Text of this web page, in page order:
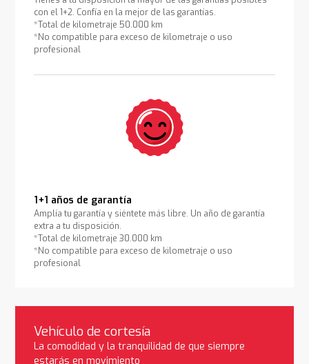
con el 1+2. Confía en la mejor de las garantías.
*Total de kilometraje 50.000 km
*No compatible para exceso de kilometraje o uso
profesional
1+1 años de garantía
Amplía tu garantía y siéntete más libre. Un año de garantía
extra a tu disposición.
*Total de kilometraje 30.000 km
*No compatible para exceso de kilometraje o uso
profesional
Vehículo de cortesía
La comodidad y la tranquilidad de que siempre
estarás en movimiento